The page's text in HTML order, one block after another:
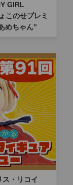
GIRL
このせプレミ
めちゃん”
・リコイ